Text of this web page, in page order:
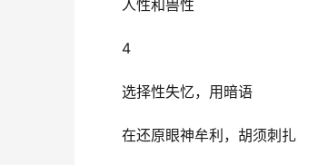
人性和兽性
4
选择性失忆，用暗语
在还原眼神牟利，胡须刺扎